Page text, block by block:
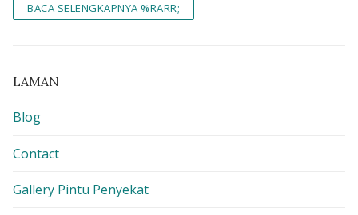
BACA SELENGKAPNYA %RARR;
LAMAN
Blog
Contact
Gallery Pintu Penyekat